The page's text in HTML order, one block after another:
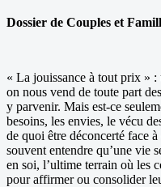
Dossier de Couples et
« La jouissance à tout prix » :
on nous vend de toute part
y parvenir. Mais est-ce
besoins, les envies, le vécu
de quoi être déconcerté face
souvent entendre qu’une vie
en soi, l’ultime terrain où les
pour affirmer ou consolider